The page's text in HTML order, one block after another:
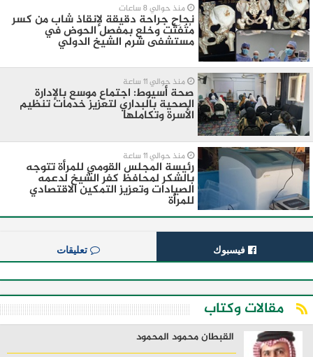
منذ حوالي 8 ساعات
نجاح جراحة دقيقة لإنقاذ شاب من كسر
مُتَفَتِّت وخلع بمفصل الحوض في
مستشفى شرم الشيخ الدولي
منذ حوالي 11 ساعة
صحة أسيوط: اجتماع موسع بالإدارة
الصحية بالبداري لتعزيز خدمات تنظيم
الأسرة وتكاملها
منذ حوالي 11 ساعة
رئيسة المجلس القومي للمرأة تتوجه
بالشكر لمحافظ كفر الشيخ لدعمه
الصيادات وتعزيز التمكين الاقتصادي
للمرأة
فيسبوك تعليقات
مقالات وكتاب
القبطان محمود المحمود